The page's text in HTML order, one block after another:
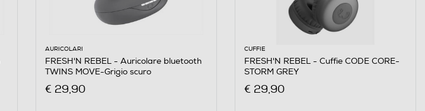
AURICOLARI
FRESH'N REBEL - Auricolare bluetooth
TWINS MOVE-Grigio scuro
€ 29,90
CUFFIE
FRESH'N REBEL - Cuffie CODE CORE-
STORM GREY
€ 29,90